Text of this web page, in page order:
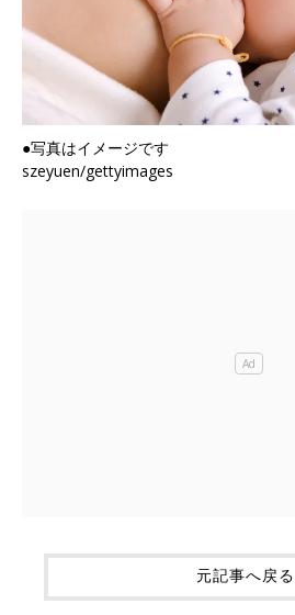
●写真はイメージです
szeyuen/gettyimages
元記事へ戻る